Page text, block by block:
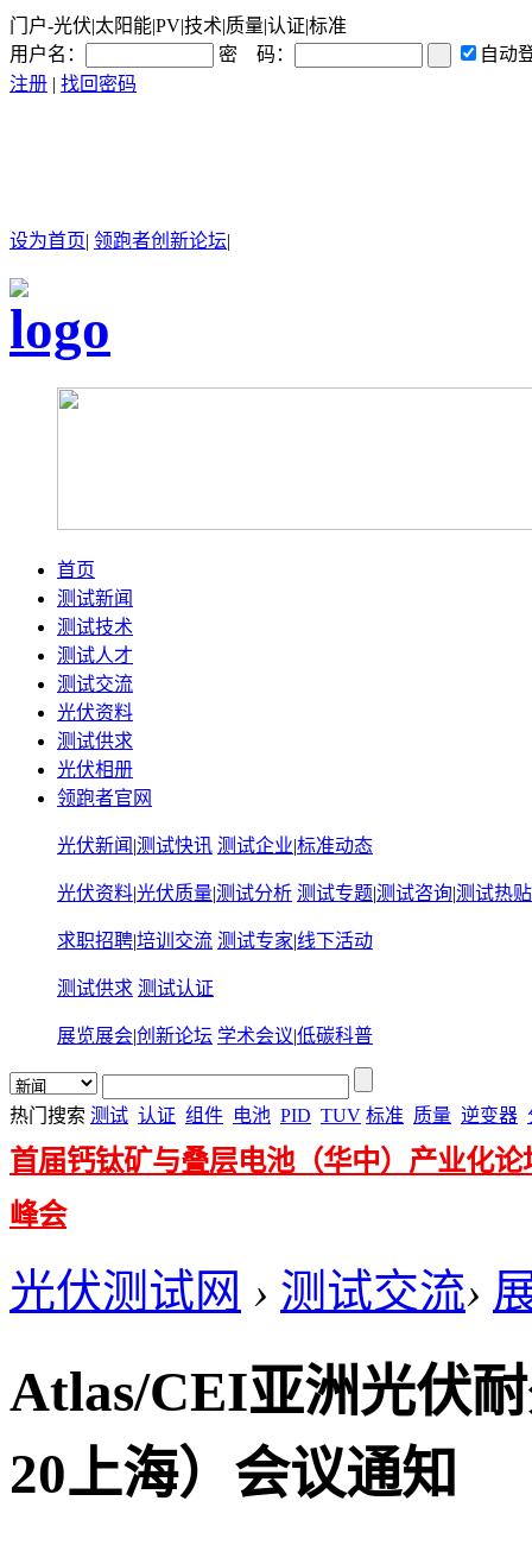
门户-光伏|太阳能|PV|技术|质量|认证|标准
用户名：
密 码：
自动
注册 | 找回密码
设为首页| 领跑者创新论坛|
首页
测试新闻
测试技术
测试人才
测试交流
光伏资料
测试供求
光伏相册
领跑者官网
光伏新闻 |测试快讯 测试企业|标准动态
光伏资料|光伏质量|测试分析 测试专题|测试咨询|测试热贴
求职招聘|培训交流 测试专家|线下活动
测试供求 测试认证
展览展会|创新论坛 学术会议|低碳科普
热门搜索 测试 认证 组件 电池 PID TUV 标准 质量 逆变器
首届钙钛矿与叠层电池（华中）产业化论
峰会
光伏测试网 › 测试交流›
Atlas/CEI亚洲光伏
20上海）会议通知